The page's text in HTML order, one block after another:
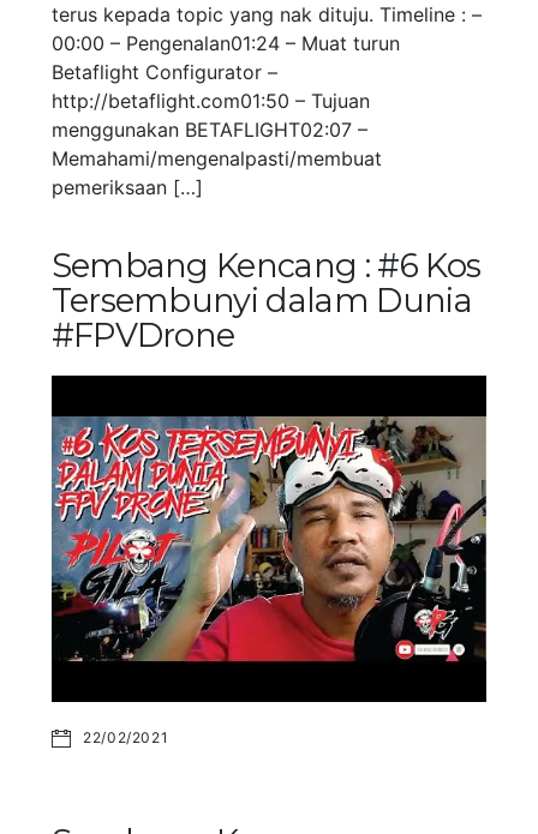
terus kepada topic yang nak dituju. Timeline : –
00:00 – Pengenalan01:24 – Muat turun
Betaflight Configurator –
http://betaflight.com01:50 – Tujuan
menggunakan BETAFLIGHT02:07 –
Memahami/mengenalpasti/membuat
pemeriksaan […]
Sembang Kencang : #6 Kos
Tersembunyi dalam Dunia
#FPVDrone
22/02/2021